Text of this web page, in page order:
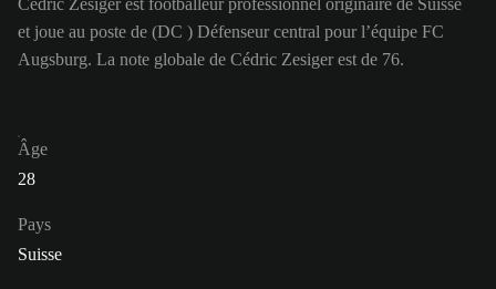
Cédric Zesiger est footballeur professionnel originaire de Suisse
et joue au poste de (DC ) Défenseur central pour l’équipe FC
Augsburg. La note globale de Cédric Zesiger est de 76.
Âge
28
Pays
Suisse